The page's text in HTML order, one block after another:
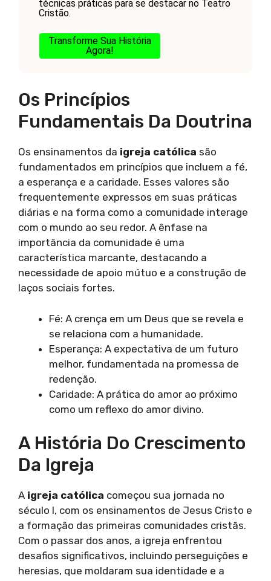
técnicas práticas para se destacar no Teatro
Cristão.
Transforme Sua História
Agora!
Os Princípios
Fundamentais Da Doutrina
Os ensinamentos da igreja católica são
fundamentados em princípios que incluem a fé,
a esperança e a caridade. Esses valores são
frequentemente expressos em suas práticas
diárias e na forma como a comunidade interage
com o mundo ao seu redor. A ênfase na
importância da comunidade é uma
característica marcante, destacando a
necessidade de apoio mútuo e a construção de
laços sociais fortes.
Fé: A crença em um Deus que se revela e
se relaciona com a humanidade.
Esperança: A expectativa de um futuro
melhor, fundamentada na promessa de
redenção.
Caridade: A prática do amor ao próximo
como um reflexo do amor divino.
A História Do Crescimento
Da Igreja
A igreja católica começou sua jornada no
século I, com os ensinamentos de Jesus Cristo e
a formação das primeiras comunidades cristãs.
Com o passar dos anos, a igreja enfrentou
desafios significativos, incluindo perseguições e
heresias, que moldaram sua identidade e a